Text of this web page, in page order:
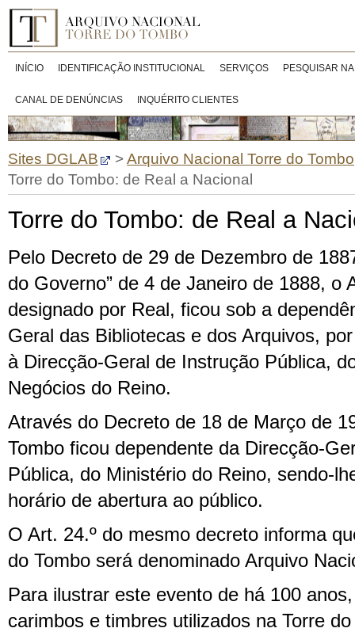
INÍCIO IDENTIFICAÇÃO INSTITUCIONAL SERVIÇOS PESQUISAR
CANAL DE DENÚNCIAS INQUÉRITO CLIENTES
Sites DGLAB >Arquivo Nacional Torre do Tombo
Torre do Tombo: de Real a Nacional
Torre do Tombo: de Real a
Pelo Decreto de 29 de Dezembro de
do Governo” de 4 de Janeiro de 1888, o
designado por Real, ficou sob a
Geral das Bibliotecas e dos Arquivos,
à Direcção-Geral de Instrução Pública,
Negócios do Reino.
Através do Decreto de 18 de Março de
Tombo ficou dependente da Direcção-
Pública, do Ministério do Reino, sendo-
horário de abertura ao público.
O Art. 24.º do mesmo decreto informa
do Tombo será denominado Arquivo
Para ilustrar este evento de há 100
carimbos e timbres utilizados na Torre